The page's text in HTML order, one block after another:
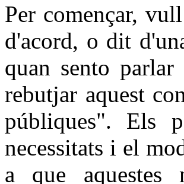
Per començar,
d'acord, o dit
quan sento
rebutjar aquest
públiques". Els
necessitats i el
a que aquestes